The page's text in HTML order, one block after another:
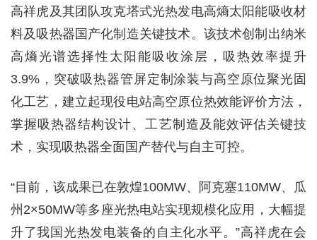
高祥虎及其团队攻克塔式光热发电高熵太阳能吸收材
料及吸热器国产化制造关键技术。该技术创制出纳米
高熵光谱选择性太阳能吸收涂层，吸热效率提升
3.9%，突破吸热器管屏定制涂装与高空原位聚光固
化工艺，建立起现役电站高空原位热效能评价方法，
掌握吸热器结构设计、工艺制造及能效评估关键技
术，实现吸热器全面国产替代与自主可控。
“目前，该成果已在敦煌100MW、阿克塞110MW、瓜
州2×50MW等多座光热电站实现规模化应用，大幅提
升了我国光热发电装备的自主化水平。”高祥虎在会